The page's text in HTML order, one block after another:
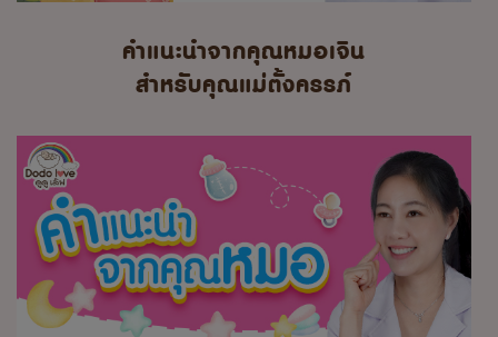
คำแนะนำจากคุณหมอเจิน
สำหรับคุณแม่ตั้งครรภ์